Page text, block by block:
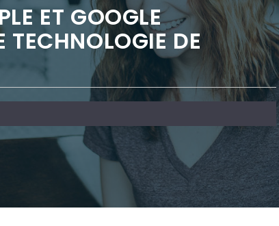
ET GOOGLE
TECHNOLOGIE DE